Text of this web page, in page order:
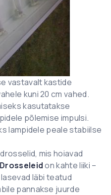
vastavalt kastide
kuni 20 cm vahed.
kasutatakse
põlemise impulsi.
lampidele peale stabiilse
mis hoiavad
Drosseleidon kahte liiki –
läbi teatud
pannakse juurde